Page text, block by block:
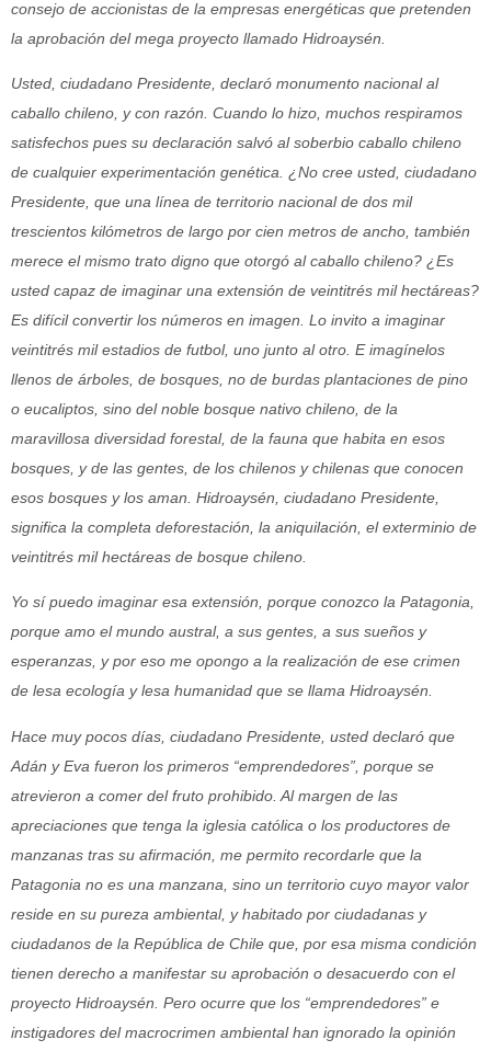
consejo de accionistas de la empresas energéticas que pretenden
la aprobación del mega proyecto llamado Hidroaysén.
Usted, ciudadano Presidente, declaró monumento nacional al
caballo chileno, y con razón. Cuando lo hizo, muchos respiramos
satisfechos pues su declaración salvó al soberbio caballo chileno
de cualquier experimentación genética. ¿No cree usted, ciudadano
Presidente, que una línea de territorio nacional de dos mil
trescientos kilómetros de largo por cien metros de ancho, también
merece el mismo trato digno que otorgó al caballo chileno? ¿Es
usted capaz de imaginar una extensión de veintitrés mil hectáreas?
Es difícil convertir los números en imagen. Lo invito a imaginar
veintitrés mil estadios de futbol, uno junto al otro. E imagínelos
llenos de árboles, de bosques, no de burdas plantaciones de pino
o eucaliptos, sino del noble bosque nativo chileno, de la
maravillosa diversidad forestal, de la fauna que habita en esos
bosques, y de las gentes, de los chilenos y chilenas que conocen
esos bosques y los aman. Hidroaysén, ciudadano Presidente,
significa la completa deforestación, la aniquilación, el exterminio de
veintitrés mil hectáreas de bosque chileno.
Yo sí puedo imaginar esa extensión, porque conozco la Patagonia,
porque amo el mundo austral, a sus gentes, a sus sueños y
esperanzas, y por eso me opongo a la realización de ese crimen
de lesa ecología y lesa humanidad que se llama Hidroaysén.
Hace muy pocos días, ciudadano Presidente, usted declaró que
Adán y Eva fueron los primeros “emprendedores”, porque se
atrevieron a comer del fruto prohibido. Al margen de las
apreciaciones que tenga la iglesia católica o los productores de
manzanas tras su afirmación, me permito recordarle que la
Patagonia no es una manzana, sino un territorio cuyo mayor valor
reside en su pureza ambiental, y habitado por ciudadanas y
ciudadanos de la República de Chile que, por esa misma condición
tienen derecho a manifestar su aprobación o desacuerdo con el
proyecto Hidroaysén. Pero ocurre que los “emprendedores” e
instigadores del macrocrimen ambiental han ignorado la opinión